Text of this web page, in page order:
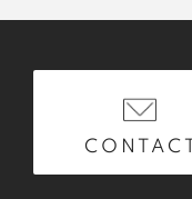
CONTACT